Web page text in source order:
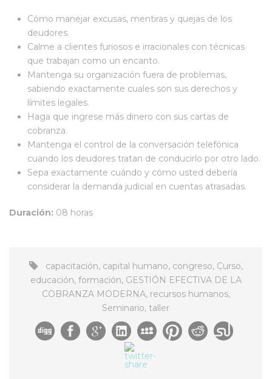
Cómo manejar excusas, mentiras y quejas de los
deudores.
Calme a clientes furiosos e irracionales con técnicas
que trabajan como un encanto.
Mantenga su organización fuera de problemas,
sabiendo exactamente cuales son sus derechos y
límites legales.
Haga que ingrese más dinero con sus cartas de
cobranza.
Mantenga el control de la conversación telefónica
cuando los deudores tratan de conducirlo por otro lado.
Sepa exactamente cuándo y cómo usted debería
considerar la demanda judicial en cuentas atrasadas.
Duración: 08 horas
capacitación, capital humano, congreso, Curso,
educación, formación, GESTIÓN EFECTIVA DE LA
COBRANZA MODERNA, recursos humanos,
Seminario, taller